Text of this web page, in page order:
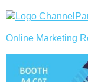
Online Marketing